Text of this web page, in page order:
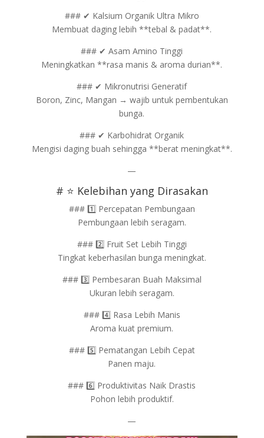
### ✔ Kalsium Organik Ultra Mikro
Membuat daging lebih **tebal & padat**.
### ✔ Asam Amino Tinggi
Meningkatkan **rasa manis & aroma durian**.
### ✔ Mikronutrisi Generatif
Boron, Zinc, Mangan → wajib untuk pembentukan
bunga.
### ✔ Karbohidrat Organik
Mengisi daging buah sehingga **berat meningkat**.
—
# ⭐ Kelebihan yang Dirasakan
### 1️⃣ Percepatan Pembungaan
Pembungaan lebih seragam.
### 2️⃣ Fruit Set Lebih Tinggi
Tingkat keberhasilan bunga meningkat.
### 3️⃣ Pembesaran Buah Maksimal
Ukuran lebih seragam.
### 4️⃣ Rasa Lebih Manis
Aroma kuat premium.
### 5️⃣ Pematangan Lebih Cepat
Panen maju.
### 6️⃣ Produktivitas Naik Drastis
Pohon lebih produktif.
—